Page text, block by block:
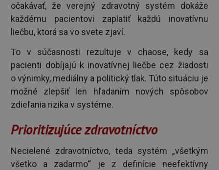
očakávať, že verejný zdravotný systém dokáže
každému pacientovi zaplatiť každú inovatívnu
liečbu, ktorá sa vo svete zjaví.
To v súčasnosti rezultuje v chaose, kedy sa
pacienti dobíjajú k inovatívnej liečbe cez žiadosti
o výnimky, mediálny a politický tlak. Túto situáciu je
možné zlepšiť len hľadaním nových spôsobov
zdieľania rizika v systéme.
Prioritizujúce zdravotníctvo
Necielené zdravotníctvo, teda systém „všetkým
všetko a zadarmo“ je z definície neefektívny